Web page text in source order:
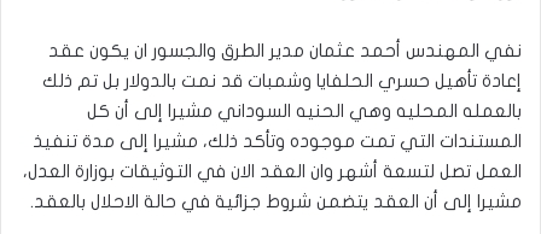
نفي المهندس أحمد عثمان مدير الطرق والجسور ان يكون عقد
إعادة تأهيل حسري الحلفايا وشمبات قد نمت بالدولار بل تم ذلك
بالعمله المحليه وهي الحنيه السوداني مشيرا إلى أن كل
المستندات التي تمت موجوده وتأكد ذلك، مشيرا إلى مدة تنفيذ
العمل تصل لتسعة أشهر وان العقد الان في التوثيقات بوزارة العدل،
مشيرا إلى أن العقد يتضمن شروط جزائية في حالة الاحلال بالعقد.